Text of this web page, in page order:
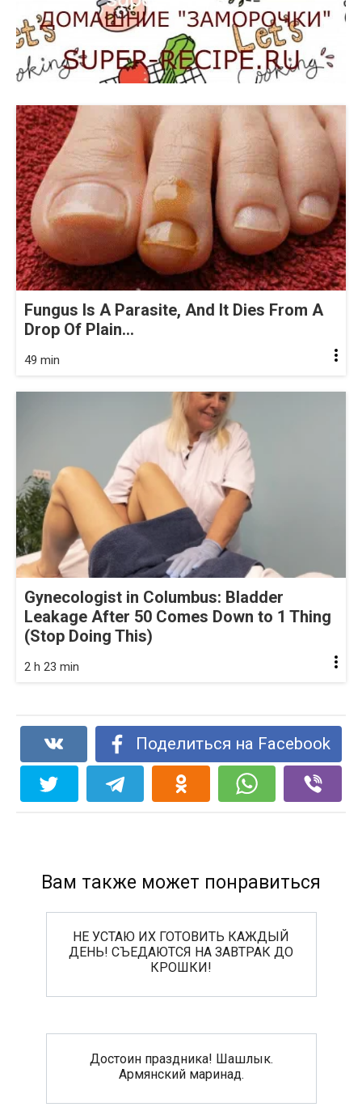
Fungus Is A Parasite, And It Dies From A
Drop Of Plain...
49 min
Gynecologist in Columbus: Bladder
Leakage After 50 Comes Down to 1 Thing
(Stop Doing This)
2 h 23 min
Поделиться на Facebook
Вам также может понравиться
НЕ УСТАЮ ИХ ГОТОВИТЬ КАЖДЫЙ
ДЕНЬ! СЪЕДАЮТСЯ НА ЗАВТРАК ДО
КРОШКИ!
Достоин праздника! Шашлык.
Аpмянский маринад.